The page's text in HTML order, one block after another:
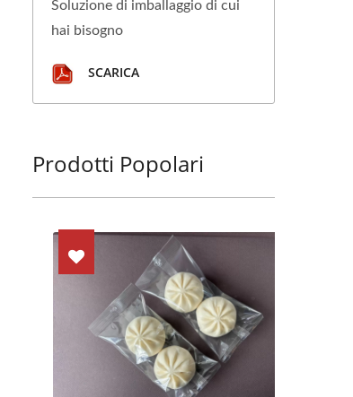
Soluzione di imballaggio di cui
hai bisogno
SCARICA
Prodotti Popolari